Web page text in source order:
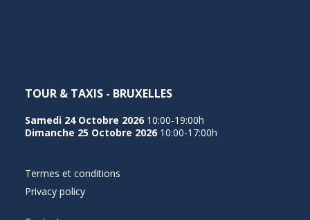
TOUR & TAXIS - BRUXELLES
Samedi 24 Octobre 2026 10:00-19:00h
Dimanche 25 Octobre 2026 10:00-17:00h
Termes et conditions
Privacy policy